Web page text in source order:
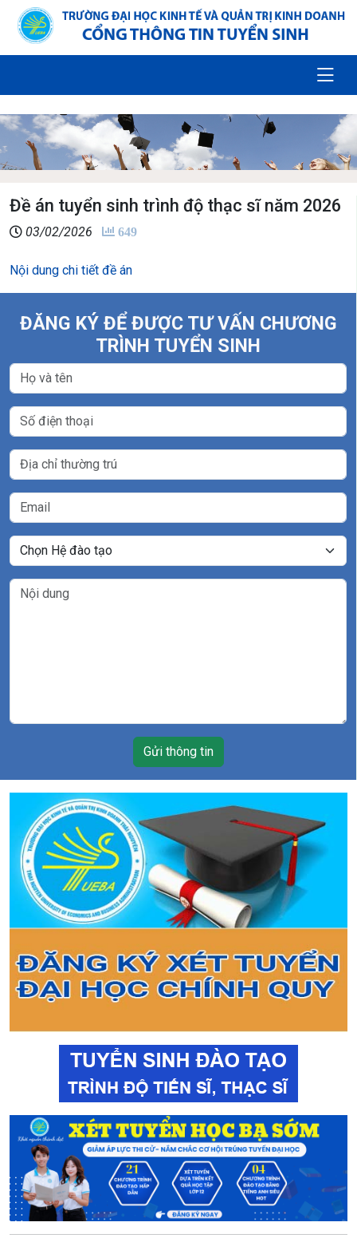
Đề án tuyển sinh trình độ thạc sĩ năm 2026
03/02/2026 649
Nội dung chi tiết đề án
ĐĂNG KÝ ĐỂ ĐƯỢC TƯ VẤN CHƯƠNG
TRÌNH TUYỂN SINH
Gửi thông tin